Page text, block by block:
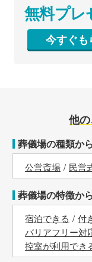
無料プレ
今すぐも
他
葬儀場の種類か
公営斎場 民営
葬儀場の特徴か
宿泊できる
付
バリアフリー対
控室が利用でき